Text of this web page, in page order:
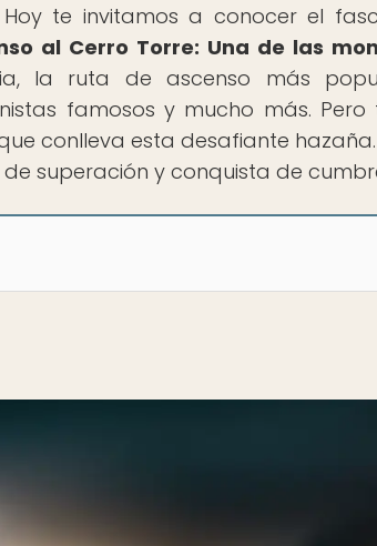
te invitamos a conocer el
al Cerro Torre: Una de las
la ruta de ascenso más
famosos y mucho más. Pero
conlleva esta desafiante hazaña.
superación y conquista de